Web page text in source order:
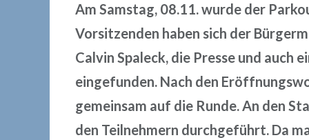
Am Samstag, 08.11. wurde der
Vorsitzenden haben sich der
Calvin Spaleck, die Presse und auch
eingefunden. Nach den
gemeinsam auf die Runde. An den
den Teilnehmern durchgeführt. Da